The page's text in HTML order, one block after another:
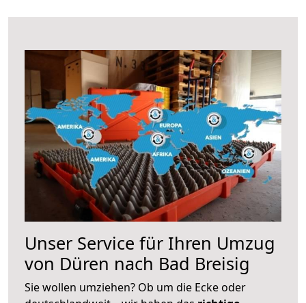
Unser Service für Ihren Umzug
von Düren nach Bad Breisig
Sie wollen umziehen? Ob um die Ecke oder